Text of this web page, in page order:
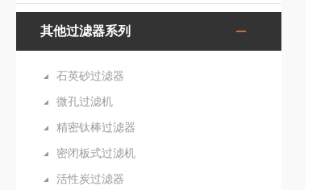
其他过滤器系列
石英砂过滤器
微孔过滤机
精密钛棒过滤器
密闭板式过滤机
活性炭过滤器